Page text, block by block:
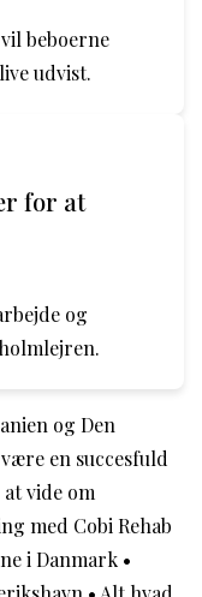
beboerne
udvist.
for at
og
og Den
en succesfuld
vide om
med Cobi Rehab
i Danmark •